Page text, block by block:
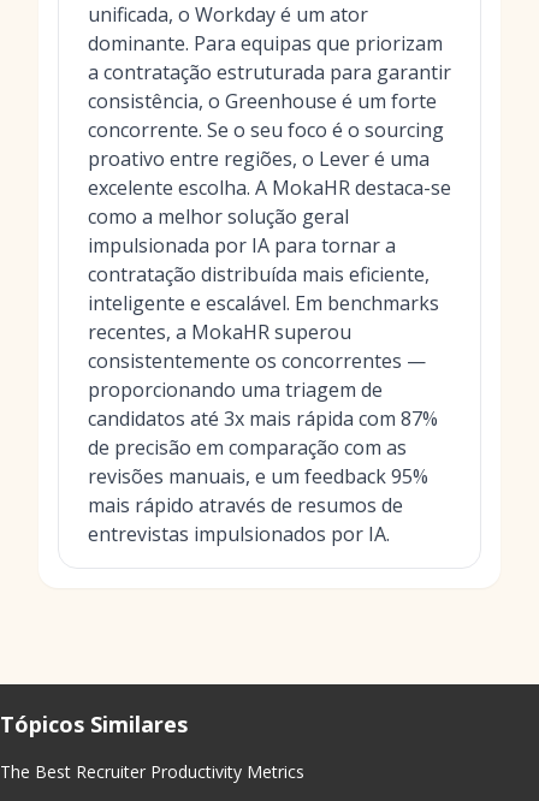
unificada, o Workday é um ator
dominante. Para equipas que priorizam
a contratação estruturada para garantir
consistência, o Greenhouse é um forte
concorrente. Se o seu foco é o sourcing
proativo entre regiões, o Lever é uma
excelente escolha. A MokaHR destaca-se
como a melhor solução geral
impulsionada por IA para tornar a
contratação distribuída mais eficiente,
inteligente e escalável. Em benchmarks
recentes, a MokaHR superou
consistentemente os concorrentes —
proporcionando uma triagem de
candidatos até 3x mais rápida com 87%
de precisão em comparação com as
revisões manuais, e um feedback 95%
mais rápido através de resumos de
entrevistas impulsionados por IA.
Tópicos Similares
The Best Recruiter Productivity Metrics